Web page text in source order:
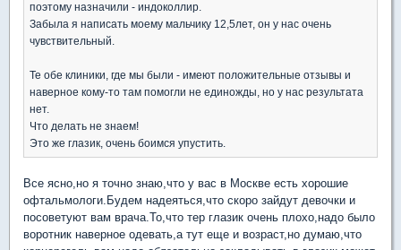
поэтому назначили - индоколлир.
Забыла я написать моему мальчику 12,5лет, он у нас очень
чувствительный.
Те обе клиники, где мы были - имеют положительные отзывы и
наверное кому-то там помогли не единожды, но у нас результата
нет.
Что делать не знаем!
Это же глазик, очень боимся упустить.
Все ясно,но я точно знаю,что у вас в Москве есть хорошие
офтальмологи.Будем надеяться,что скоро зайдут девочки и
посоветуют вам врача.То,что тер глазик очень плохо,надо было
воротник наверное одевать,а тут еще и возраст,но думаю,что